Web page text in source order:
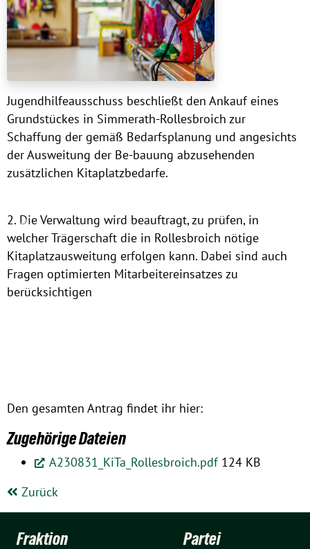
Previous
Jugendhilfeausschuss beschließt den Ankauf eines
Grundstückes in Simmerath-Rollesbroich zur
Schaffung der gemäß Bedarfsplanung und angesichts
der Ausweitung der Be-bauung abzusehenden
zusätzlichen Kitaplatzbedarfe.
2. Die Verwaltung wird beauftragt, zu prüfen, in
welcher Trägerschaft die in Rollesbroich nötige
Kitaplatzausweitung erfolgen kann. Dabei sind auch
Fragen optimierten Mitarbeitereinsatzes zu
berücksichtigen
Den gesamten Antrag findet ihr hier:
Zugehörige Dateien
A230831_KiTa_Rollesbroich.pdf 124 KB
Zurück
Fraktion Partei